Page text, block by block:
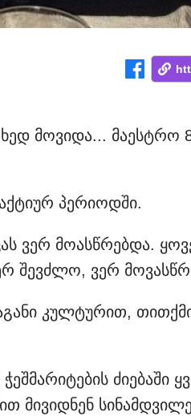
მოვიდა... მაესტრო
პერიოდში.
ვერ მოასწრებდა.
შევძლო, ვერ
კულტურით,
ძიებაში
მივიდნენ